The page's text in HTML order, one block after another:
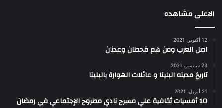
الاعلى مشاهده
12 أكتوبر، 2021
اصل العرب ومن هم قحطان وعدنان
23 سبتمبر، 2021
تاريخ مدينه البلينا و عائلات الهوارة بالبلينا
21 أبريل، 2021
10 أمسيات ثقافية علي مسرح نادي مطروح الإجتماعي في رمضان